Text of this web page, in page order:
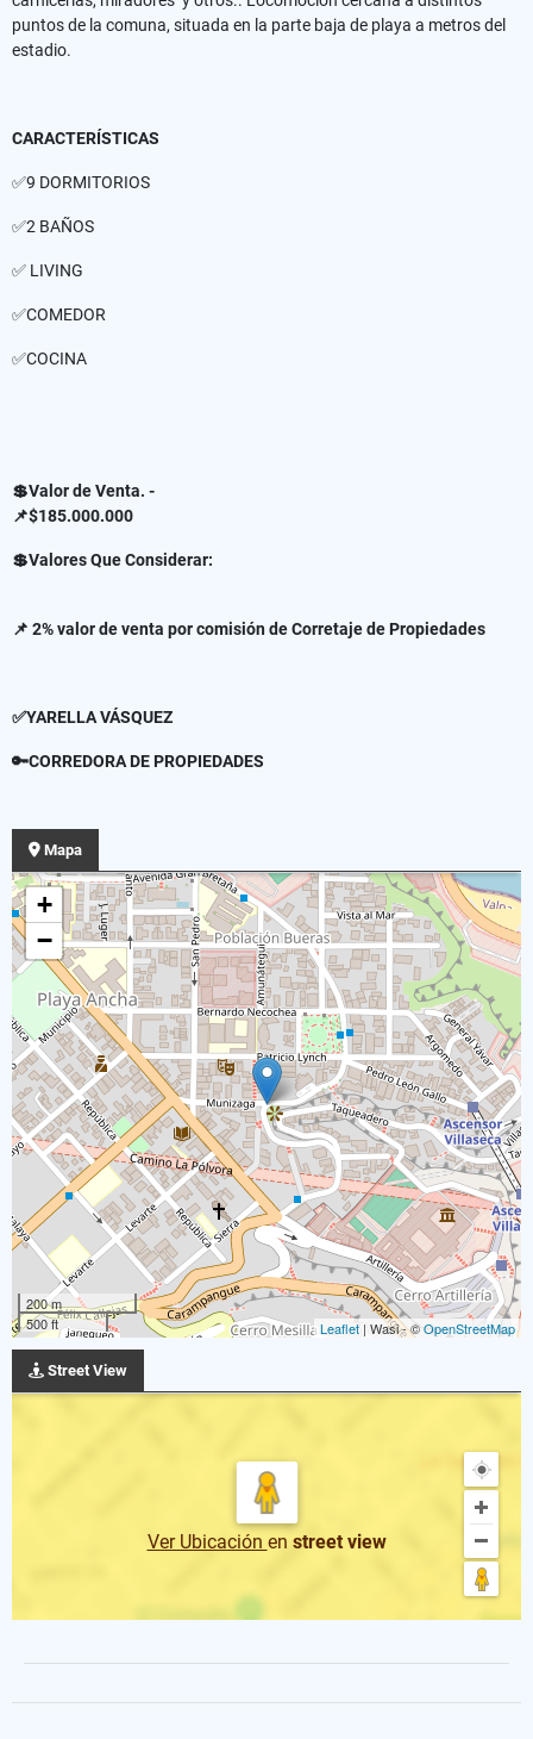
puntos de la comuna, situada en la parte baja de playa a metros del
estadio.
CARACTERÍSTICAS
✅9 DORMITORIOS
✅2 BAÑOS
✅ LIVING
✅COMEDOR
✅COCINA
💲Valor de Venta. -
📌$185.000.000
💲Valores Que Considerar:
📌 2% valor de venta por comisión de Corretaje de Propiedades
✅YARELLA VÁSQUEZ
🔑CORREDORA DE PROPIEDADES
Mapa
+
−
200 m
500 ft
Leaflet | Wasi - ©OpenStreetMap
Street View
Ver Ubicación en street view